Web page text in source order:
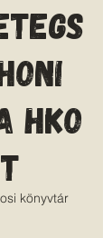
könyvtár